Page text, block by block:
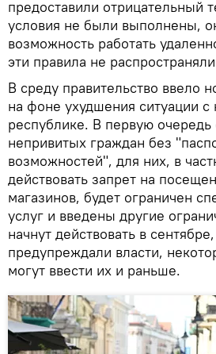
предоставили отрицательный
условия не были выполнены,
возможность работать
эти правила не
В среду правительство ввело
на фоне ухудшения ситуации с
республике. В первую очередь
непривитых граждан без
возможностей", для них, в
действовать запрет на
магазинов, будет ограничен
услуг и введены другие
начнут действовать в
предупреждали власти,
могут ввести их и раньше.